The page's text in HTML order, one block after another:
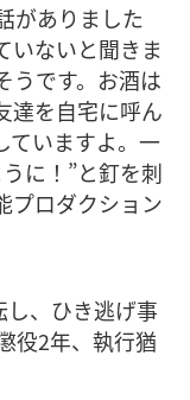
がありました
いないと聞きま
うです。お酒は
達を自宅に呼ん
ていますよ。一
に！”と釘を刺
プロダクション
、ひき逃げ事
役2年、執行猶